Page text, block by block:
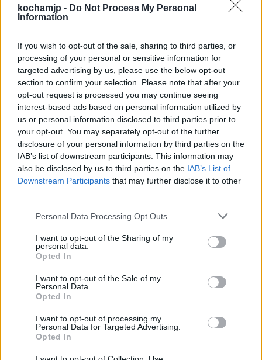
kochamjp - Do Not Process My Personal
Information
If you wish to opt-out of the sale, sharing to third parties, or
processing of your personal or sensitive information for
targeted advertising by us, please use the below opt-out
section to confirm your selection. Please note that after your
opt-out request is processed you may continue seeing
interest-based ads based on personal information utilized by
us or personal information disclosed to third parties prior to
your opt-out. You may separately opt-out of the further
disclosure of your personal information by third parties on the
IAB’s list of downstream participants. This information may
also be disclosed by us to third parties on the IAB’s List of
Downstream Participants that may further disclose it to other
Personal Data Processing Opt Outs
I want to opt-out of the Sharing of my
personal data.
Opted In
I want to opt-out of the Sale of my
Personal Data.
Opted In
I want to opt-out of processing my
Personal Data for Targeted Advertising.
Opted In
„Potop” Henryka Sienkiewicza także powstał
w czasach zaborów, jednak czas akcji
powieści nawiązywał do zupełnie innych
wydarzeń historycznych, mających miejsce
w XVII wieku. Autor opisał bowiem
naród musiał bronić się przez kilka lat przed
Szwedami. Sienkiewicz opisał więc
wydarzenia, których nie mógł być świadkiem
i które znał tylko z historycznych przekazów.
Zajął się jednak nimi, by pokrzepić serca
swoich rodaków, zgnębione wieloletnią
niewolą i utratą ojczyzny. Sienkiewiczowi nie